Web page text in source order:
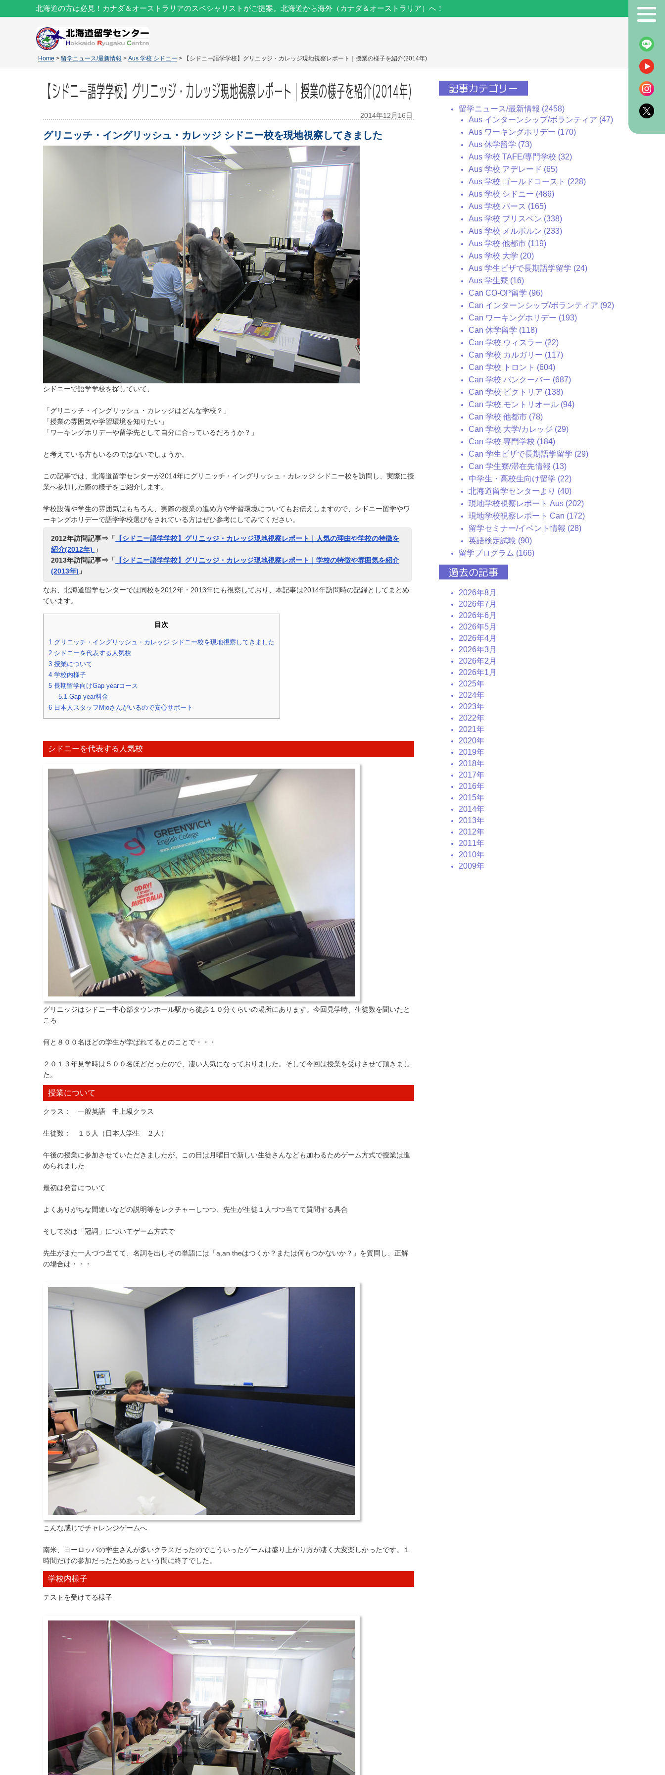
北海道の方は必見！カナダ＆オーストラリアのスペシャリストがご提案。北海道から海外（カナダ＆オーストラリア）へ！
Home > 留学ニュース/最新情報 > Aus 学校 シドニー > 【シドニー語学学校】グリニッジ・カレッジ現地視察レポート｜授業の様子を紹介(2014年)
【シドニー語学学校】グリニッジ・カレッジ現地視察レポート｜授業の様子を紹介(2014年)
2014年12月16日
グリニッチ・イングリッシュ・カレッジ シドニー校を現地視察してきました
シドニーで語学学校を探していて、
「グリニッチ・イングリッシュ・カレッジはどんな学校？」
「授業の雰囲気や学習環境を知りたい」
「ワーキングホリデーや留学先として自分に合っているだろうか？」
と考えている方もいるのではないでしょうか。
この記事では、北海道留学センターが2014年にグリニッチ・イングリッシュ・カレッジ シドニー校を訪問し、実際に授
業へ参加した際の様子をご紹介します。
学校設備や学生の雰囲気はもちろん、実際の授業の進め方や学習環境についてもお伝えしますので、シドニー留学やワ
ーキングホリデーで語学学校選びをされている方はぜひ参考にしてみてください。
2012年訪問記事⇒「 【シドニー語学学校】グリニッジ・カレッジ現地視察レポート｜人気の理由や学校の特徴を
紹介(2012年)
」
2013年訪問記事⇒「 【シドニー語学学校】グリニッジ・カレッジ現地視察レポート｜学校の特徴や雰囲気を紹介
(2013年) 」
なお、北海道留学センターでは同校を2012年・2013年にも視察しており、本記事は2014年訪問時の記録としてまとめ
ています。
目次
1 グリニッチ・イングリッシュ・カレッジ シドニー校を現地視察してきました
2 シドニーを代表する人気校
3 授業について
4 学校内様子
5 長期留学向けGap yearコース
5.1Gap year料金
6 日本人スタッフMioさんがいるので安心サポート
シドニーを代表する人気校
グリニッジはシドニー中心部タウンホール駅から徒歩１０分くらいの場所にあります。今回見学時、生徒数を聞いたと
ころ
何と８００名ほどの学生が学ばれてるとのことで・・・
２０１３年見学時は５００名ほどだったので、凄い人気になっておりました。そして今回は授業を受けさせて頂きまし
た。
授業について
クラス： 一般英語 中上級クラス
生徒数： １５人（日本人学生 ２人）
午後の授業に参加させていただきましたが、この日は月曜日で新しい生徒さんなども加わるためゲーム方式で授業は進
められました
最初は発音について
よくありがちな間違いなどの説明等をレクチャーしつつ、先生が生徒１人づつ当てて質問する具合
そして次は「冠詞」についてゲーム方式で
先生がまた一人づつ当てて、名詞を出しその単語には「a,an theはつくか？または何もつかないか？」を質問し、正解
の場合は・・・
こんな感じでチャレンジゲームへ
南米、ヨーロッパの学生さんが多いクラスだったのでこういったゲームは盛り上がり方が凄く大変楽しかったです。１
時間だけの参加だったためあっという間に終了でした。
学校内様子
テストを受けてる様子
記事カテゴリー
留学ニュース/最新情報 (2458)
Aus インターンシップ/ボランティア (47)
Aus ワーキングホリデー (170)
Aus 休学留学 (73)
Aus 学校 TAFE/専門学校 (32)
Aus 学校 アデレード (65)
Aus 学校 ゴールドコースト (228)
Aus 学校 シドニー (486)
Aus 学校 パース (165)
Aus 学校 ブリスベン (338)
Aus 学校 メルボルン (233)
Aus 学校 他都市 (119)
Aus 学校 大学 (20)
Aus 学生ビザで長期語学留学 (24)
Aus 学生寮 (16)
Can CO-OP留学 (96)
Can インターンシップ/ボランティア (92)
Can ワーキングホリデー (193)
Can 休学留学 (118)
Can 学校 ウィスラー (22)
Can 学校 カルガリー (117)
Can 学校 トロント (604)
Can 学校 バンクーバー (687)
Can 学校 ビクトリア (138)
Can 学校 モントリオール (94)
Can 学校 他都市 (78)
Can 学校 大学/カレッジ (29)
Can 学校 専門学校 (184)
Can 学生ビザで長期語学留学 (29)
Can 学生寮/滞在先情報 (13)
中学生・高校生向け留学 (22)
北海道留学センターより (40)
現地学校視察レポート Aus (202)
現地学校視察レポート Can (172)
留学セミナー/イベント情報 (28)
英語検定試験 (90)
留学プログラム (166)
過去の記事
2026年8月
2026年7月
2026年6月
2026年5月
2026年4月
2026年3月
2026年2月
2026年1月
2025年
2024年
2023年
2022年
2021年
2020年
2019年
2018年
2017年
2016年
2015年
2014年
2013年
2012年
2011年
2010年
2009年